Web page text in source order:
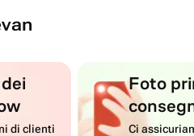
di clienti
Foto
Ci